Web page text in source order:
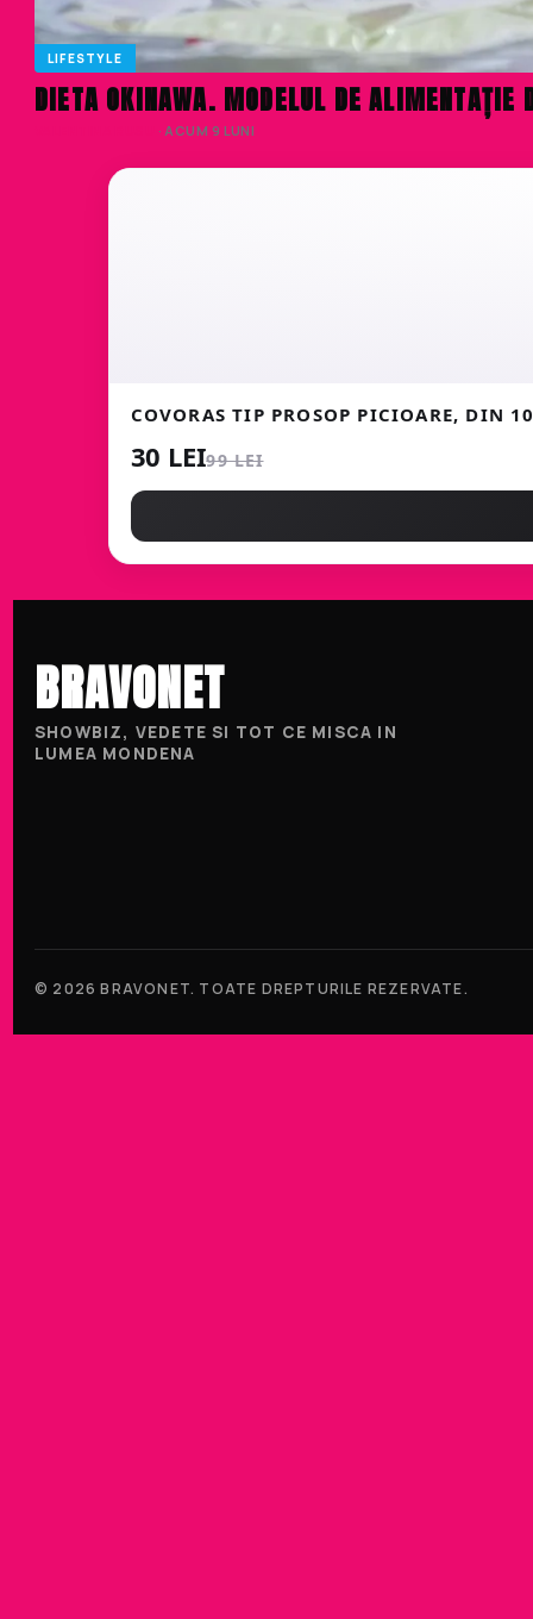
LIFESTYLE
DIETA OKINAWA. MODELUL DE ALIMENTAȚIE
· ACUM 9 LUNI
COVORAS TIP PROSOP PICIOARE, DIN
30 LEI99 LEI
BRAVONET
SHOWBIZ, VEDETE SI TOT CE MISCA IN
LUMEA MONDENA
© 2026 BRAVONET. TOATE DREPTURILE REZERVATE.